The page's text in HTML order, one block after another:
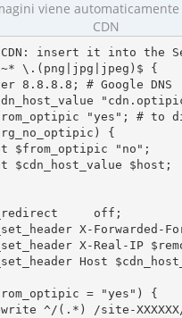
viene
CDN
insert it into the
\.(png|jpg|jpeg)$ {
8.8.8.8; # Google DNS
"yes"; # to
{
$from_optipic "no";
$cdn_host_value $host;
off;
X-Forwarded-
X-Real-IP
Host
= "yes") {
^/(.*) /site-